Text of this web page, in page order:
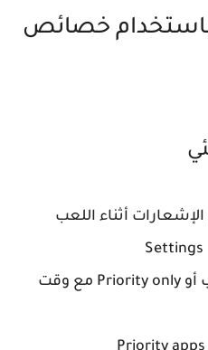
باستخدام خصائص
Settings
اختر Alarms only أثناء اللعب أو Priority only مع وقت